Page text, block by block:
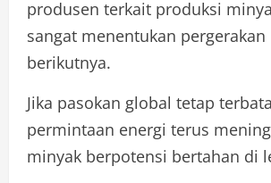
produsen terkait produksi
sangat menentukan pergerakan
berikutnya.
Jika pasokan global tetap
permintaan energi terus
minyak berpotensi bertahan di